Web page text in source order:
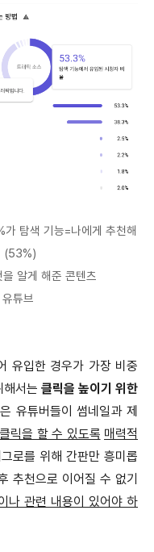
탐색 기능=나에게 추천해
(53%)
알게 해준 콘텐츠
튜브
유입한 경우가 가장 비중
해서는 클릭을 높이기 위한
유튜버들이 썸네일과 제
릭을 할 수 있도록 매력적
로를 위해 간판만 흥미롭
추천으로 이어질 수 없기
나 관련 내용이 있어야 하